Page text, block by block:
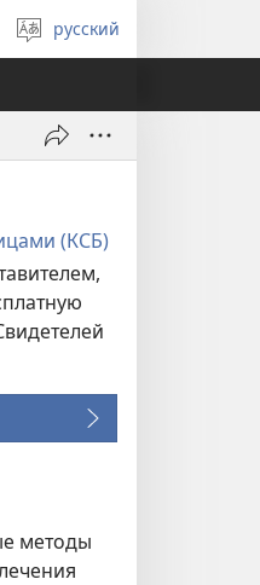
Выберите
язык
русский
(КСБ)
методы